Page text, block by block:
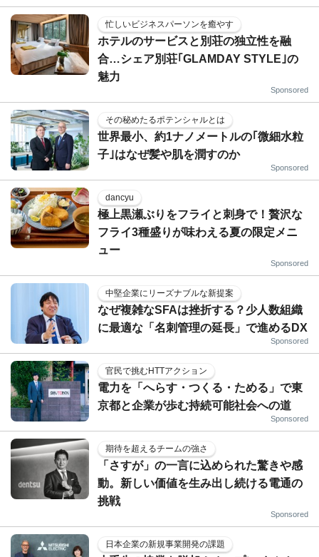
忙しいビジネスパーソンを癒やす
ホテルのサービスと別荘の独立性を融
合…シェア別荘｢GLAMDAY STYLE｣の
魅力
Sponsored
その秘めたるポテンシャルとは
世界最小、約1ナノメートルの｢微細水粒
子｣はなぜ髪や肌を潤すのか
Sponsored
dancyu
極上黒瀬ぶりをフライと刺身で！贅沢な
フライ3種盛りが味わえる夏の限定メニ
ュー
Sponsored
中堅企業にリーズナブルな新提案
なぜ複雑なSFAは挫折する？少人数組織
に最適な「名刺管理の延長」で進めるDX
Sponsored
官民で挑むHTTアクション
電力を「へらす・つくる・ためる」で東
京都と企業が歩む持続可能社会への道
Sponsored
期待を超えるチームの強さ
「さすが」の一言に込められた驚きや感
動。新しい価値を生み出し続ける電通の
挑戦
Sponsored
日本企業の新規事業開発の課題